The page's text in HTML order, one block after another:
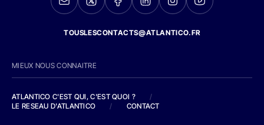
TOUSLESCONTACTS@ATLANTICO.FR
MIEUX NOUS CONNAITRE
ATLANTICO C'EST QUI, C'EST QUOI ?
/
LE RESEAU D'ATLANTICO
/ CONTACT